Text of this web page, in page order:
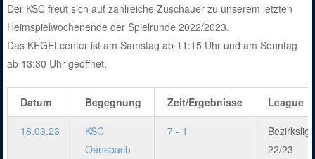
Der KSC freut sich auf zahlreiche Zuschauer zu unserem letzten
Heimspielwochenende der Spielrunde 2022/2023.
Das KEGELcenter ist am Samstag ab 11:15 Uhr und am Sonntag
ab 13:30 Uhr geöffnet.
Datum Begegnung Zeit/Ergebnisse League
18.03.23
KSC
Oensbach
7 - 1
22/23